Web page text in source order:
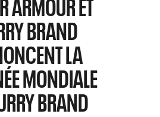
BRAND
LA
MONDIALE
BRAND